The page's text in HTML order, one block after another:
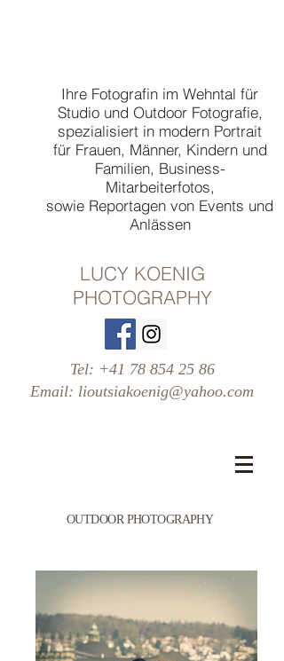
Ihre Fotografin im Wehntal für
Studio und Outdoor Fotografie,
spezialisiert in modern Portrait
für Frauen, Männer, Kindern und
Familien, Business-
Mitarbeiterfotos,
sowie Reportagen von Events und
Anlässen
LUCY KOENIG
PHOTOGRAPHY
Tel: +41 78 854 25 86
Email: lioutsiakoenig@yahoo.com
OUTDOOR PHOTOGRAPHY